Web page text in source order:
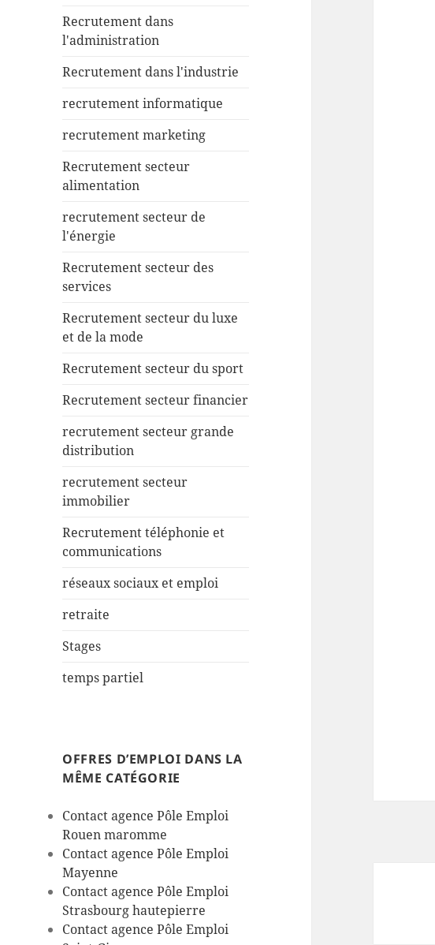
Recrutement dans
l'administration
Recrutement dans l'industrie
recrutement informatique
recrutement marketing
Recrutement secteur
alimentation
recrutement secteur de
l'énergie
Recrutement secteur des
services
Recrutement secteur du luxe
et de la mode
Recrutement secteur du sport
Recrutement secteur financier
recrutement secteur grande
distribution
recrutement secteur
immobilier
Recrutement téléphonie et
communications
réseaux sociaux et emploi
retraite
Stages
temps partiel
OFFRES D’EMPLOI DANS LA
MÊME CATÉGORIE
Contact agence Pôle Emploi
Rouen maromme
Contact agence Pôle Emploi
Mayenne
Contact agence Pôle Emploi
Strasbourg hautepierre
Contact agence Pôle Emploi